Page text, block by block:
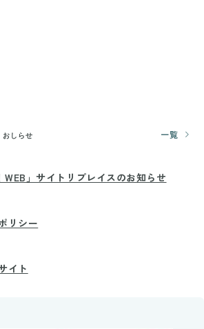
おしらせ
一覧
WEB」サイトリプレイスのお知らせ
リシー
イト